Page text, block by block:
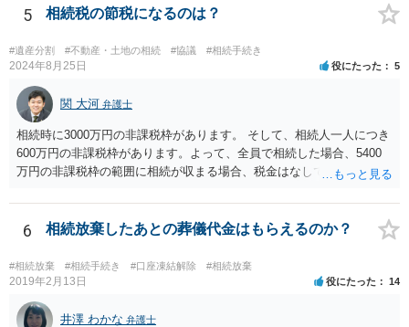
することはありませんので、数年後に借金が発見される可能性はほぼ
ありません。 なお、私が扱った相続放棄を検討していた案件で、期間
伸長して調査したところ、サラ金に対する過払金など相当な財産が見
つかったため相続したという事例がありました。
5 相続税の節税になるのは？
#遺産分割 #不動産・土地の相続 #協議 #相続手続き
2024年8月25日 役にたった 5
関 大河 弁護士
相続時に3000万円の非課税枠があります。 そして、相続人一人につき
600万円の非課税枠があります。よって、全員で相続した場合、5400
万円の非課税枠の範囲に相続が収まる場合、税金はなしです。 一人が
範囲となります。 一般的には、全員で相続する方が税金はお得です。
また、全員で相続しても、話し合いの結果、親がすべて相続と決める
こともできます。この場合でも相続の非課税枠は、全員で相続した540
0万円分使えます。 父が亡くなり、母が全部相続すると、母から三人
で相続する際は、4800万円が非課税枠となります。 そうすると、母が
亡くなってから相続すると、両親のどちらかが亡くなってから相続す
るより非課税の枠が減少します。 計画的に相続をするのがおすすめと
6 相続放棄したあとの葬儀代金はもらえるのか？
#相続放棄 #相続手続き #口座凍結解除 #相続放棄
2019年2月13日 役にたった 14
井澤 わかな 弁護士